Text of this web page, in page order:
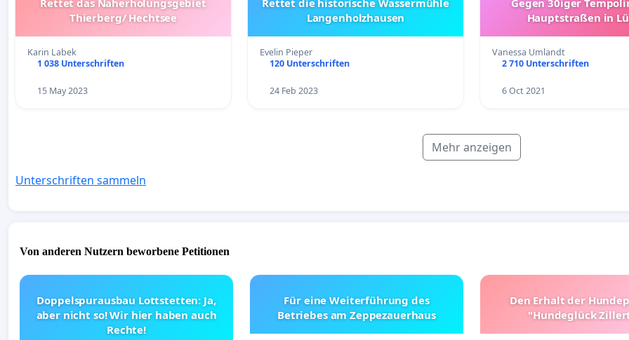
Rettet das Naherholungsgebiet
Thierberg/ Hechtsee
Karin Labek
1 038 Unterschriften
15 May 2023
Rettet die historische Wassermühle
Langenholzhausen
Evelin Pieper
120 Unterschriften
24 Feb 2023
Gegen 30iger
Hauptstraßen in
Vanessa Umlandt
2 710 Unterschriften
6 Oct 2021
Mehr anzeigen
Unterschriften sammeln
Von anderen Nutzern beworbene Petitionen
Doppelspurausbau Lottstetten: Ja,
aber nicht so! Wir hier haben auch
Rechte!
Für eine Weiterführung des
Betriebes am Zeppezauerhaus
Den Erhalt der
"Hundeglück